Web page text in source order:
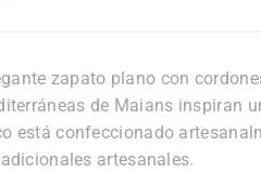
zapato plano con
de Maians inspiran
está confeccionado
artesanales.